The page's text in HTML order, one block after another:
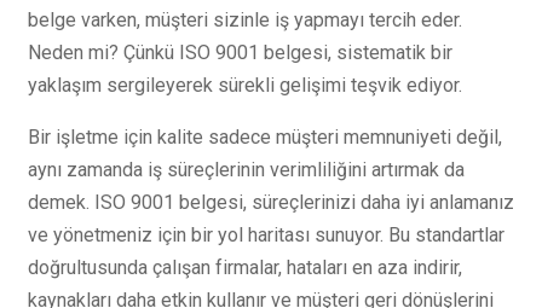
belge varken, müşteri sizinle iş yapmayı tercih eder.
Neden mi? Çünkü ISO 9001 belgesi, sistematik bir
yaklaşım sergileyerek sürekli gelişimi teşvik ediyor.
Bir işletme için kalite sadece müşteri memnuniyeti değil,
aynı zamanda iş süreçlerinin verimliliğini artırmak da
demek. ISO 9001 belgesi, süreçlerinizi daha iyi anlamanız
ve yönetmeniz için bir yol haritası sunuyor. Bu standartlar
doğrultusunda çalışan firmalar, hataları en aza indirir,
kaynakları daha etkin kullanır ve müşteri geri dönüşlerini